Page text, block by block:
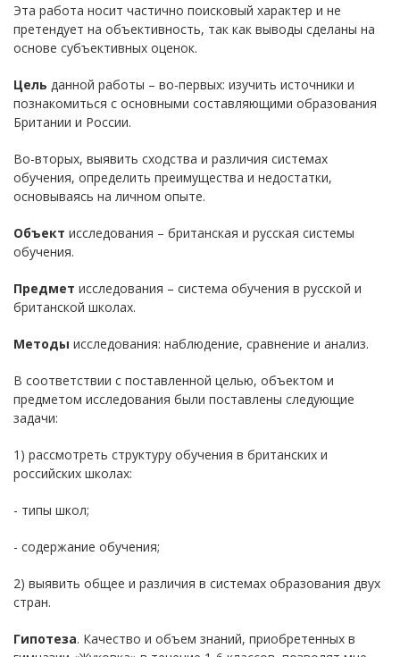
Эта работа носит частично поисковый характер и не
претендует на объективность, так как выводы сделаны на
основе субъективных оценок.
Цель данной работы – во-первых: изучить источники и
познакомиться с основными составляющими образования
Британии и России.
Во-вторых, выявить сходства и различия системах
обучения, определить преимущества и недостатки,
основываясь на личном опыте.
Объект исследования – британская и русская системы
обучения.
Предмет исследования – система обучения в русской и
британской школах.
Методы исследования: наблюдение, сравнение и анализ.
В соответствии с поставленной целью, объектом и
предметом исследования были поставлены следующие
задачи:
1) рассмотреть структуру обучения в британских и
российских школах:
- типы школ;
- содержание обучения;
2) выявить общее и различия в системах образования двух
стран.
Гипотеза. Качество и объем знаний, приобретенных в